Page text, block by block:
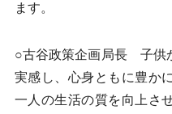
ます。
○古谷政策企画局長 子供
実感し、心身ともに豊か
一人の生活の質を向上さ